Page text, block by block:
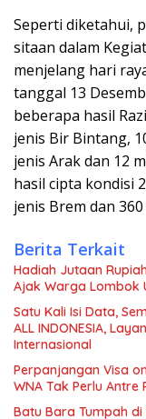
Seperti diketahui,
sitaan dalam
menjelang hari
tanggal 13
beberapa hasil
jenis Bir Bintang,
jenis Arak dan 12
hasil cipta kondisi
jenis Brem dan
Berita Terkait
Hadiah Jutaan
Ajak Warga Lombok
Satu Kali Isi Data,
ALL INDONESIA,
Internasional
Perpanjangan Visa
WNA Tak Perlu Antre
Batu Bara Tumpah di